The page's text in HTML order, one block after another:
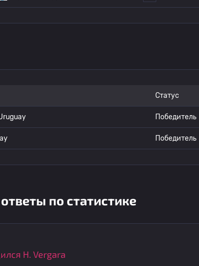
Статус
Победитель
Победитель
по статистике
H. Vergara